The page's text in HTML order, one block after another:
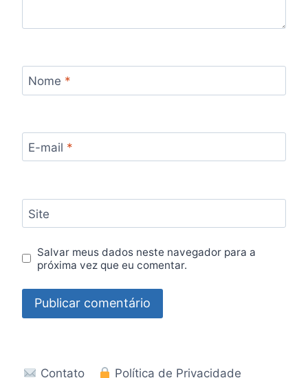
Nome *
E-mail *
Site
Salvar meus dados neste navegador para a
próxima vez que eu comentar.
Contato Política de Privacidade